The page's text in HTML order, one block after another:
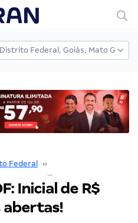
Federal ››
Inicial de R$
abertas!